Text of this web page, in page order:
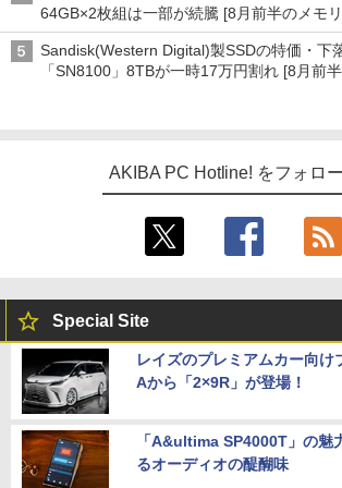
64GB×2枚組は一部が続騰 [8月前半のメモ
Sandisk(Western Digital)製SSDの特価・下
「SN8100」8TBが一時17万円割れ [8月前
AKIBA PC Hotline! をフォロ
Special Site
レイズのプレミアムカー向け
Aから「2×9R」が登場！
「A&ultima SP4000T」の魅
るオーディオの醍醐味